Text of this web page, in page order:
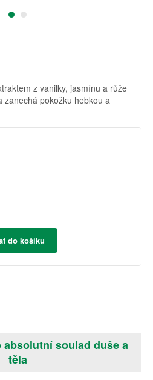
z vanilky, jasmínu a růže
zanechá pokožku hebkou a
do košíku
soulad duše a
těla